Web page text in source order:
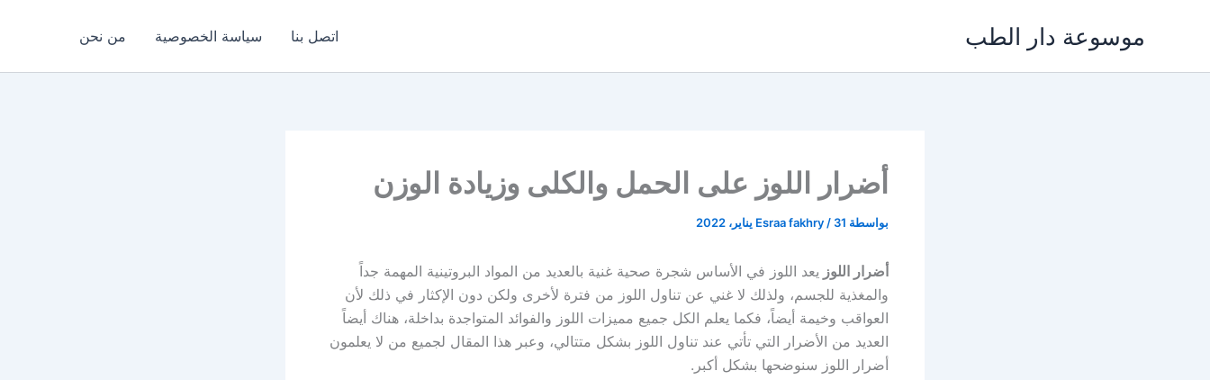
موسوعة دار الطب اتصل بنا سياسة الخصوصية من نحن
أضرار اللوز على الحمل والكلى وزيادة الوزن
بواسطة Esraa fakhry / 31 يناير، 2022
أضرار اللوز يعد اللوز في الأساس شجرة صحية غنية بالعديد من المواد البروتينية المهمة جداً
والمغذية للجسم، ولذلك لا غني عن تناول اللوز من فترة لأخرى ولكن دون الإكثار في ذلك لأن
العواقب وخيمة أيضاً، فكما يعلم الكل جميع مميزات اللوز والفوائد المتواجدة بداخلة، هناك أيضاً
العديد من الأضرار التي تأتي عند تناول اللوز بشكل متتالي، وعبر هذا المقال لجميع من لا يعلمون
أضرار اللوز سنوضحها بشكل أكبر.